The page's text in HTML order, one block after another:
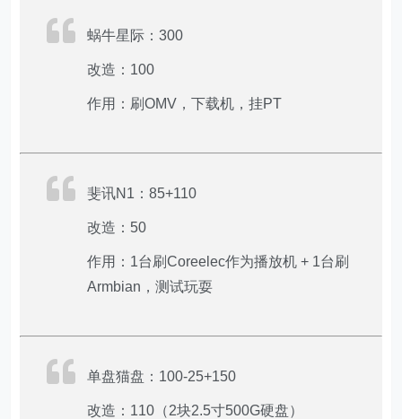
蜗牛星际：300
改造：100
作用：刷OMV，下载机，挂PT
斐讯N1：85+110
改造：50
作用：1台刷Coreelec作为播放机 + 1台刷
Armbian，测试玩耍
单盘猫盘：100-25+150
改造：110（2块2.5寸500G硬盘）